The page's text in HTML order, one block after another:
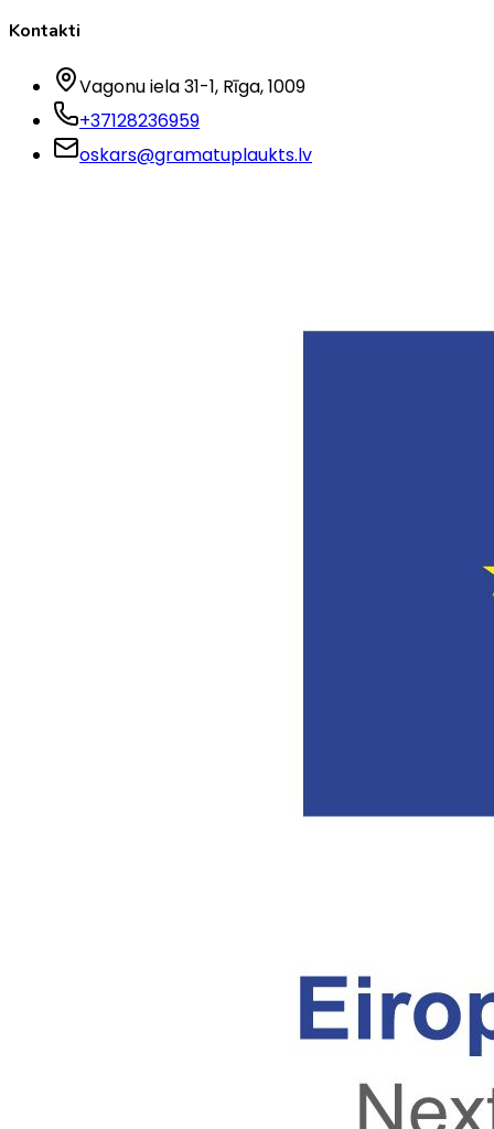
Kontakti
Vagonu iela 31-1, Rīga, 1009
+37128236959
oskars@gramatuplaukts.lv